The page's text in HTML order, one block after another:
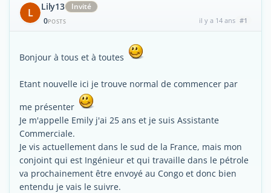
L Lily13
Invité
0POSTS il y a 14 ans #1
Bonjour à tous et à toutes
Etant nouvelle ici je trouve normal de commencer par
me présenter
Je m'appelle Emily j'ai 25 ans et je suis Assistante
Commerciale.
Je vis actuellement dans le sud de la France, mais mon
conjoint qui est Ingénieur et qui travaille dans le pétrole
va prochainement être envoyé au Congo et donc bien
entendu je vais le suivre.